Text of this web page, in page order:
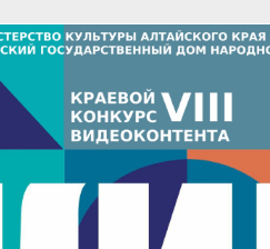
Toggle
sub-
menu
«Успех на Алтае»